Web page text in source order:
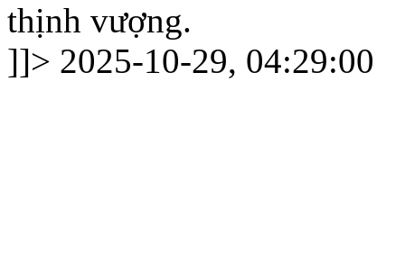
thịnh vượng.
]]> 2025-10-29, 04:29:00